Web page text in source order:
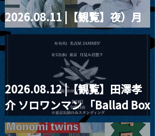
2026.08.11 |【観覧】夜）月
見ル君想フpre. Sugar Shock
2026.08.12 |【観覧】田澤孝
介 ソロワンマン 「Ballad Box
2026」